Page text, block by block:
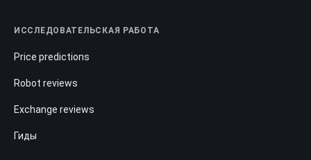
ИССЛЕДОВАТЕЛЬСКАЯ РАБОТА
Price predictions
Robot reviews
Exchange reviews
Гиды